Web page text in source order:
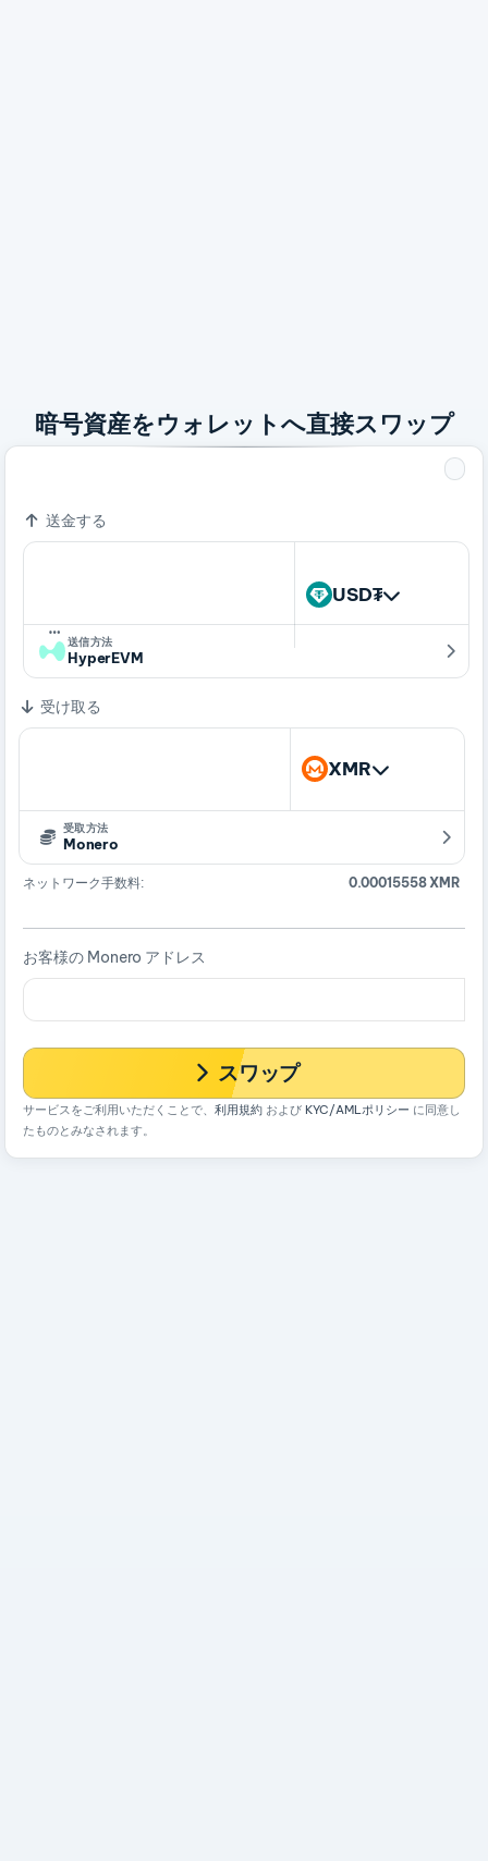
暗号資産をウォレットへ直接スワップ
送金する
…
USD₮
送信方法
HyperEVM
受け取る
XMR
受取方法
Monero
ネットワーク手数料: 0.00015558 XMR
お客様の Monero アドレス
スワップ
サービスをご利用いただくことで、 利用規約 および KYC/AMLポリシー に同意し
たものとみなされます。